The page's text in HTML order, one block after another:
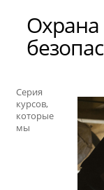
Охрана
Серия
курсов,
которые
мы